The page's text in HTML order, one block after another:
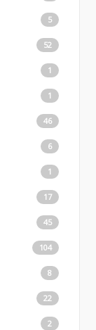
5
52
1
1
46
6
1
17
45
104
8
22
2